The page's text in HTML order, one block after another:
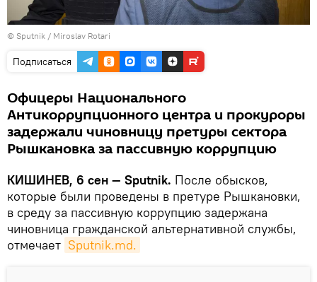
© Sputnik / Miroslav Rotari
Подписаться
Офицеры Национального
Антикоррупционного центра и прокуроры
задержали чиновницу претуры сектора
Рышкановка за пассивную коррупцию
КИШИНЕВ, 6 сен — Sputnik. После обысков,
которые были проведены в претуре Рышкановки,
в среду за пассивную коррупцию задержана
чиновница гражданской альтернативной службы,
отмечает Sputnik.md.